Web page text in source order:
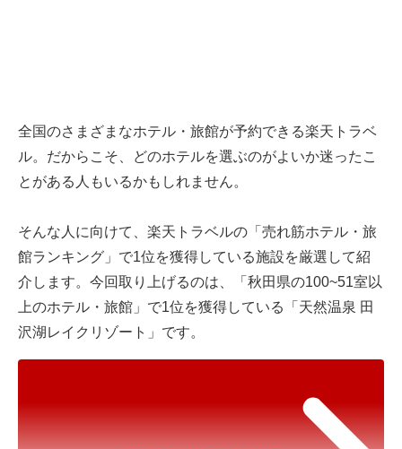
全国のさまざまなホテル・旅館が予約できる楽天トラベ
ル。だからこそ、どのホテルを選ぶのがよいか迷ったこ
とがある人もいるかもしれません。
そんな人に向けて、楽天トラベルの「売れ筋ホテル・旅
館ランキング」で1位を獲得している施設を厳選して紹
介します。今回取り上げるのは、「秋田県の100~51室以
上のホテル・旅館」で1位を獲得している「天然温泉 田
沢湖レイクリゾート」です。